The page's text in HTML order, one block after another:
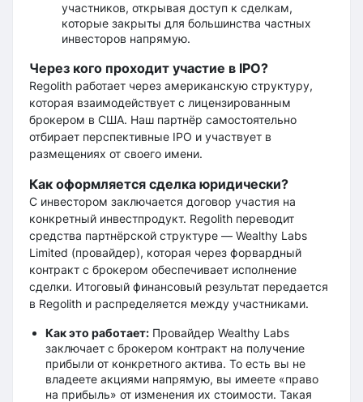
участников, открывая доступ к сделкам,
которые закрыты для большинства частных
инвесторов напрямую.
Через кого проходит участие в IPO?
Regolith работает через американскую структуру,
которая взаимодействует с лицензированным
брокером в США. Наш партнёр самостоятельно
отбирает перспективные IPO и участвует в
размещениях от своего имени.
Как оформляется сделка юридически?
С инвестором заключается договор участия на
конкретный инвестпродукт. Regolith переводит
средства партнёрской структуре — Wealthy Labs
Limited (провайдер), которая через форвардный
контракт с брокером обеспечивает исполнение
сделки. Итоговый финансовый результат передается
в Regolith и распределяется между участниками.
Как это работает: Провайдер Wealthy Labs
заключает с брокером контракт на получение
прибыли от конкретного актива. То есть вы не
владеете акциями напрямую, вы имеете «право
на прибыль» от изменения их стоимости. Такая